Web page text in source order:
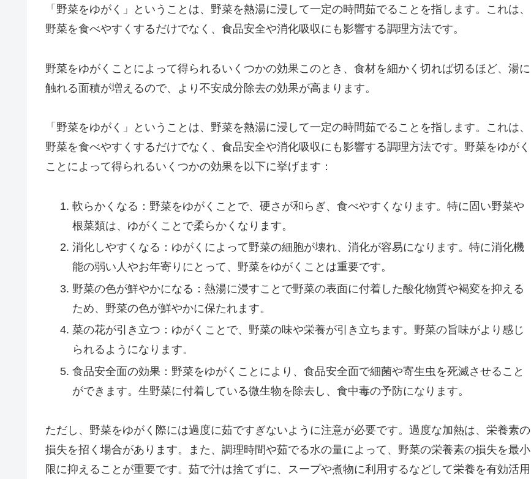
「野菜をゆがく」ということは、野菜を熱湯に浸して一定の時間茹でることを指します。これは、
野菜を食べやすくするだけでなく、食品安全や消化吸収にも影響する調理方法です。
野菜をゆがくことによって得られるいくつかの効果このとき、食材を細かく切れば切るほど、湯に
触れる面積が増えるので、より不安成分除去の効果が高まります。
「野菜をゆがく」ということは、野菜を熱湯に浸して一定の時間茹でることを指します。これは、
野菜を食べやすくするだけでなく、食品安全や消化吸収にも影響する調理方法です。野菜をゆがく
ことによって得られるいくつかの効果を以下に挙げます：
軟らかくなる：野菜をゆがくことで、硬さが和らぎ、食べやすくなります。特に固い野菜や
根菜類は、ゆがくことで柔らかくなります。
消化しやすくなる：ゆがくによって野菜の細胞が壊れ、消化が容易になります。特に消化機
能の弱い人やお年寄りにとって、野菜をゆがくことは重要です。
野菜の色が鮮やかになる：熱湯に浸すことで野菜の表面に付着した酸化物質や褐変を抑える
ため、野菜の色が鮮やかに保たれます。
菜の花が引き立つ：ゆがくことで、野菜の味や栄養が引き立ちます。野菜の旨味がより感じ
られるようになります。
食品安全面の効果：野菜をゆがくことにより、食品安全面で細菌や寄生虫を死滅させること
ができます。生野菜に付着している微生物を除去し、食中毒の予防になります。
ただし、野菜をゆがく際には過度に茹ですぎないように注意が必要です。過度な加熱は、栄養素の
損失を招く場合があります。また、調理時間や茹でる水の量によって、野菜の栄養素の損失を最小
限に抑えることが重要です。茹で汁は捨てずに、スープや煮物に利用するなどして栄養を有効活用